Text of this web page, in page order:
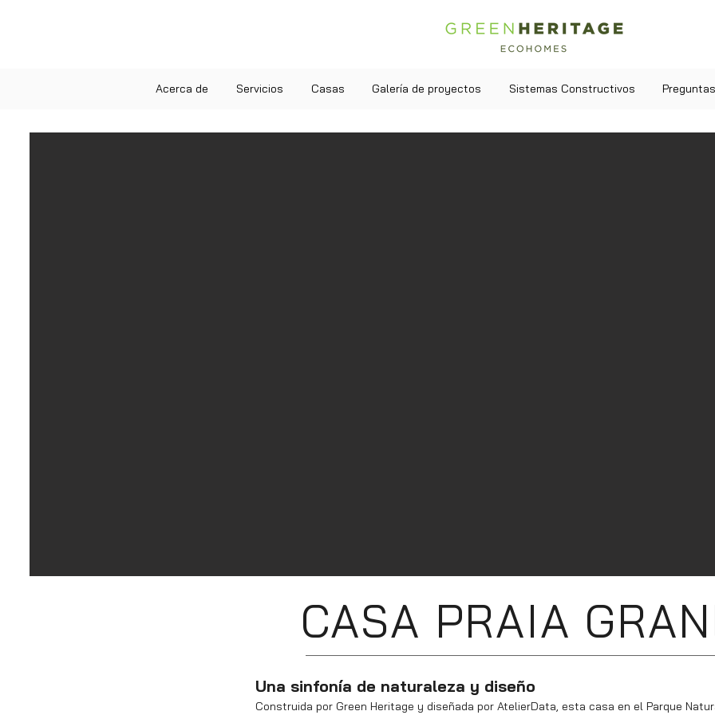
Acerca de Servicios Casas Galería de proyectos Sistemas Constructivos
CASA PRAIA
Una sinfonía de naturaleza y diseño
Construida por Green Heritage y diseñada por AtelierData, esta casa en el Parque